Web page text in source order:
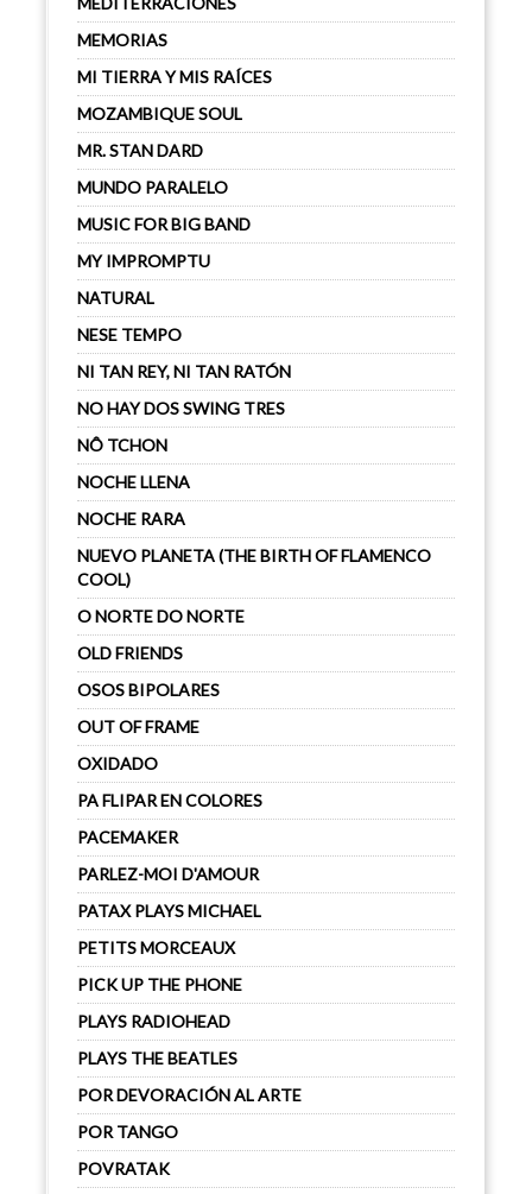
MEMORIAS
MI TIERRA Y MIS RAÍCES
MOZAMBIQUE SOUL
MR. STAN DARD
MUNDO PARALELO
MUSIC FOR BIG BAND
MY IMPROMPTU
NATURAL
NESE TEMPO
NI TAN REY, NI TAN RATÓN
NO HAY DOS SWING TRES
NÔ TCHON
NOCHE LLENA
NOCHE RARA
NUEVO PLANETA (THE BIRTH OF FLAMENCO
COOL)
O NORTE DO NORTE
OLD FRIENDS
OSOS BIPOLARES
OUT OF FRAME
OXIDADO
PA FLIPAR EN COLORES
PACEMAKER
PARLEZ-MOI D'AMOUR
PATAX PLAYS MICHAEL
PETITS MORCEAUX
PICK UP THE PHONE
PLAYS RADIOHEAD
PLAYS THE BEATLES
POR DEVORACIÓN AL ARTE
POR TANGO
POVRATAK